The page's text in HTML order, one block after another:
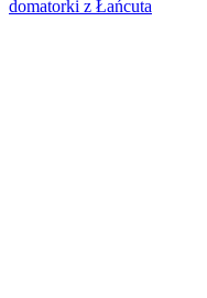
domatorki z Łańcuta